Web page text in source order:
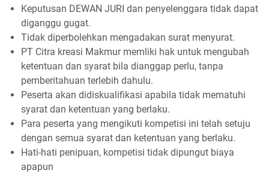
Keputusan DEWAN JURI dan penyelenggara tidak dapat
diganggu gugat.
Tidak diperbolehkan mengadakan surat menyurat.
PT Citra kreasi Makmur memliki hak untuk mengubah
ketentuan dan syarat bila dianggap perlu, tanpa
pemberitahuan terlebih dahulu.
Peserta akan didiskualifikasi apabila tidak mematuhi
syarat dan ketentuan yang berlaku.
Para peserta yang mengikuti kompetisi ini telah setuju
dengan semua syarat dan ketentuan yang berlaku.
Hati-hati penipuan, kompetisi tidak dipungut biaya
apapun